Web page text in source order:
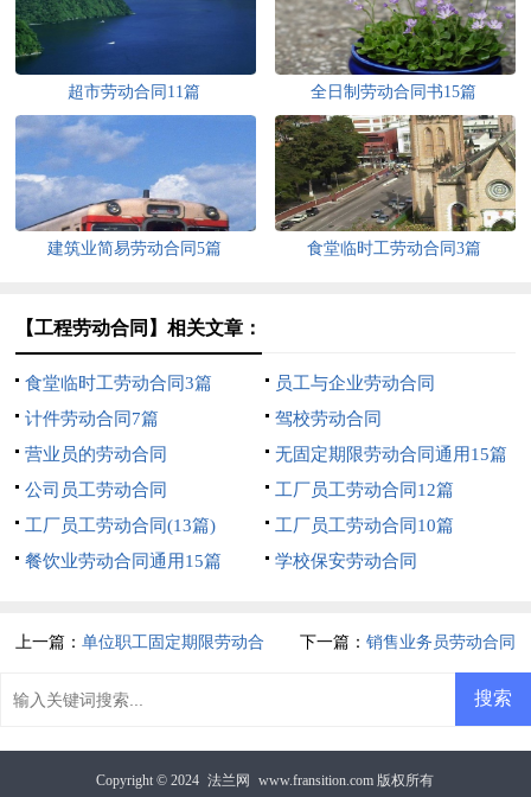
超市劳动合同11篇 全日制劳动合同书15篇
建筑业简易劳动合同5篇 食堂临时工劳动合同3篇
【工程劳动合同】相关文章：
食堂临时工劳动合同3篇
员工与企业劳动合同
计件劳动合同7篇
驾校劳动合同
营业员的劳动合同
无固定期限劳动合同通用15篇
公司员工劳动合同
工厂员工劳动合同12篇
工厂员工劳动合同(13篇)
工厂员工劳动合同10篇
餐饮业劳动合同通用15篇
学校保安劳动合同
上一篇：单位职工固定期限劳动合 下一篇： 销售业务员劳动合同
Copyright © 2024 法兰网 www.fransition.com 版权所有